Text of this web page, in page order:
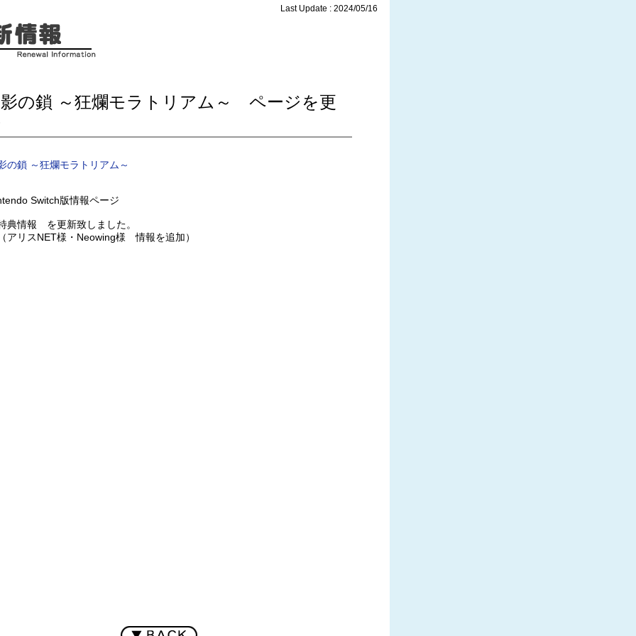
Last Update : 2024/05/16
影の鎖 ～狂爛モラトリアム～ ページを更
の鎖 ～狂爛モラトリアム～
Switch版情報ページ
典情報 を更新致しました。
アリスNET様・Neowing様 情報を追加）